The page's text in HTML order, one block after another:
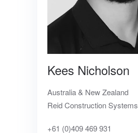
Kees Nicholson
Australia & New Zealand
Reid Construction Systems
+61 (0)409 469 931